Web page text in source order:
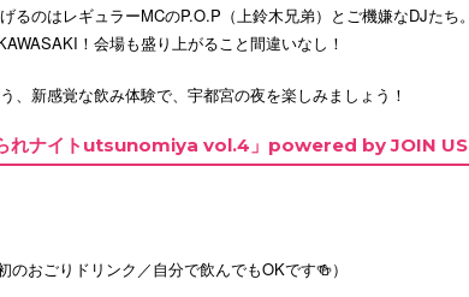
るのはレギュラーMCのP.O.P（上鈴木兄弟）とご機嫌なDJたち。
！会場も盛り上がること間違いなし！
、新感覚な飲み体験で、宇都宮の夜を楽しみましょう！
れナイトutsunomiya vol.4」powered by JOIN US
のおごりドリンク／自分で飲んでもOKです🍻）